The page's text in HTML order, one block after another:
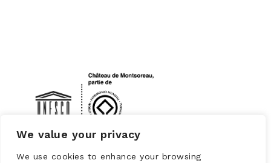
We value your privacy
We use cookies to enhance your browsing